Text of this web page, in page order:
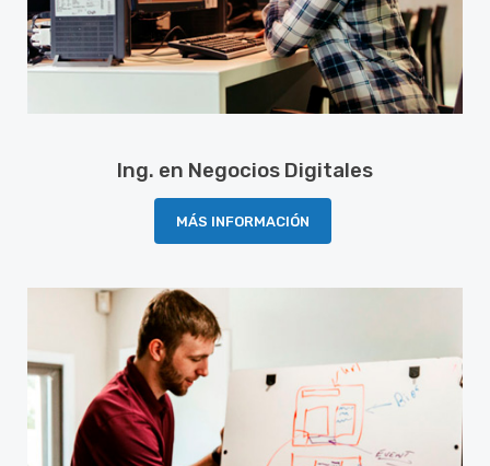
Ing. en Negocios Digitales
MÁS INFORMACIÓN